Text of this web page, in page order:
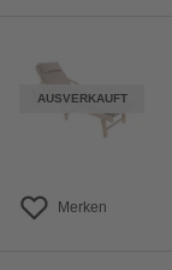
AUSVERKAUFT
Merken